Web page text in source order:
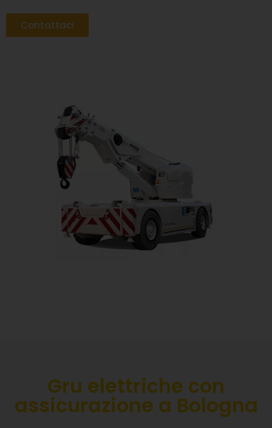
Contattaci
Gru elettriche con
assicurazione a Bologna